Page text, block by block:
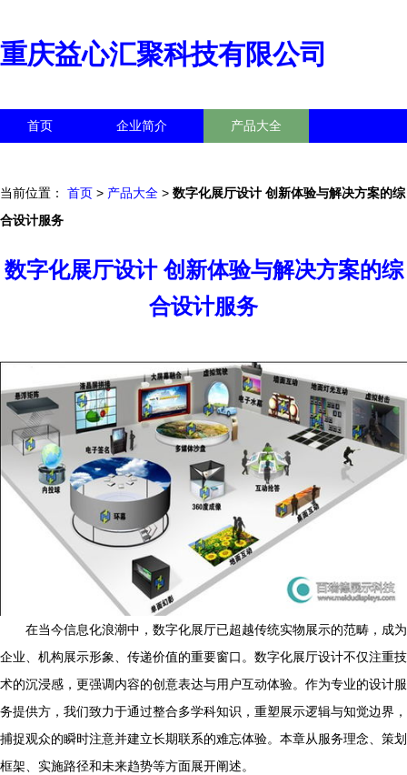
重庆益心汇聚科技有限公司
首页 企业简介 产品大全
当前位置： 首页 > 产品大全 > 数字化展厅设计 创新体验与解决方案的综
合设计服务
数字化展厅设计 创新体验与解决方案的综
合设计服务
在当今信息化浪潮中，数字化展厅已超越传统实物展示的范畴，成为
企业、机构展示形象、传递价值的重要窗口。数字化展厅设计不仅注重技
术的沉浸感，更强调内容的创意表达与用户互动体验。作为专业的设计服
务提供方，我们致力于通过整合多学科知识，重塑展示逻辑与知觉边界，
捕捉观众的瞬时注意并建立长期联系的难忘体验。本章从服务理念、策划
框架、实施路径和未来趋势等方面展开阐述。